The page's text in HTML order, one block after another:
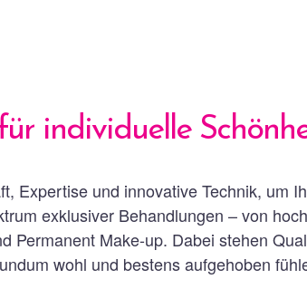
individuelle
Expertise und innovative Technik, um
exklusiver Behandlungen – von
Permanent Make-up. Dabei stehen
wohl und bestens aufgehoben